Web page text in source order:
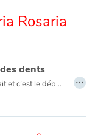
Rosaria
dents
Zoé perd sa première dent de lait et c’est le début d’une grande histoire pour savoir à qui la confier : la petite souris ou la fée des dents ! Guidée par sa gourmandise et sa malice, Zoé va-t-elle réussir à faire un choix ? …